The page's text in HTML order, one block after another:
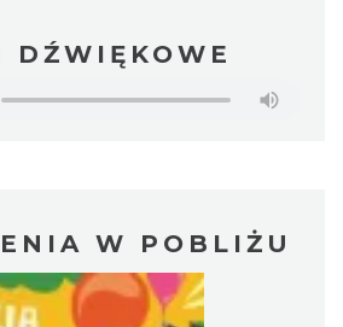
DŹWIĘKOWE
W POBLIŻU